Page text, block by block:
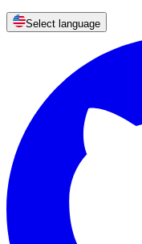
Select language